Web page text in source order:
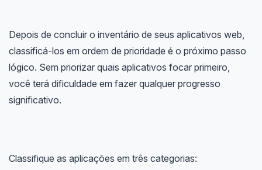
Depois de concluir o inventário de seus aplicativos web,
classificá-los em ordem de prioridade é o próximo passo
lógico. Sem priorizar quais aplicativos focar primeiro,
você terá dificuldade em fazer qualquer progresso
significativo.
Classifique as aplicações em três categorias: